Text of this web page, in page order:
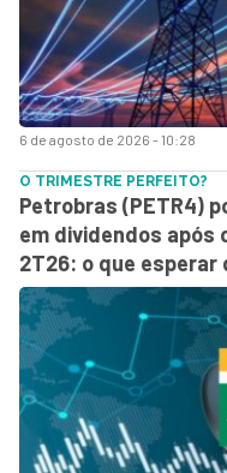
6 de agosto de 2026 - 10:28
O TRIMESTRE PERFEITO?
Petrobras (PETR4)
em dividendos após
2T26: o que esperar